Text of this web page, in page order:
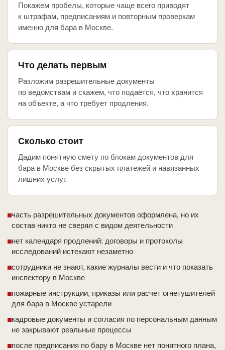
Покажем пробелы, которые чаще всего приводят
к штрафам, предписаниям и повторным проверкам
именно для бара в Москве.
Что делать первым
Разложим разрешительные документы
по ведомствам и скажем, что подаётся, что хранится
на объекте, а что требует продления.
Сколько стоит
Дадим понятную смету по блокам документов для
бара в Москве без скрытых платежей и навязанных
лишних услуг.
часть разрешительных документов оформлена, но их
состав никто не сверял с видом деятельности
нет календаря продлений: договоры и протоколы
исследований истекают незаметно
сотрудники не знают, какие журналы вести и что показать
инспектору в Москве
пожарные инструкции, приказы или расчет огнетушителей
для бара в Москве устарели
кадровые документы и согласия по персональным данным
не закрывают реальные процессы
после предписания по бару в Москве нет понятного плана,